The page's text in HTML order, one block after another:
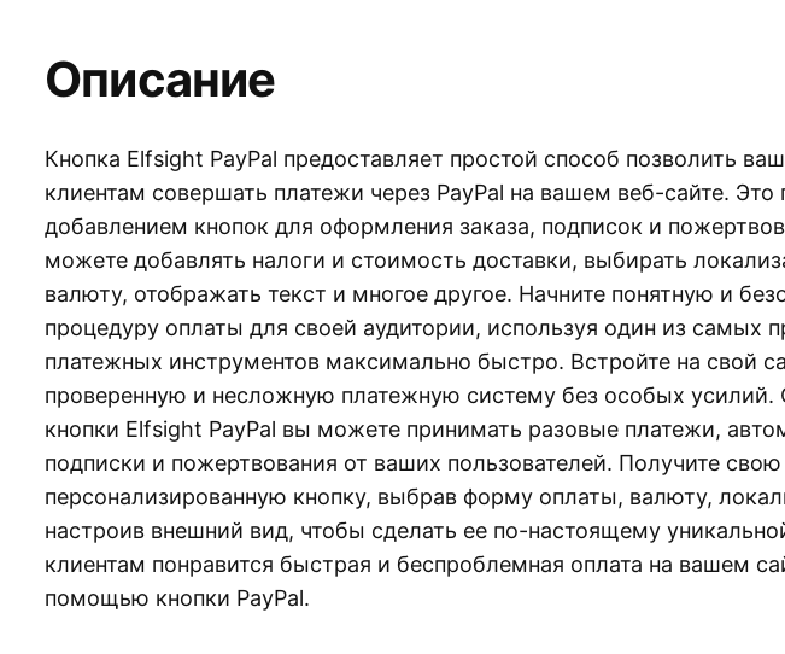
Описание
Кнопка Elfsight PayPal предоставляет простой способ позволить
клиентам совершать платежи через PayPal на вашем веб-сайте. Это
добавлением кнопок для оформления заказа, подписок и
можете добавлять налоги и стоимость доставки, выбирать
валюту, отображать текст и многое другое. Начните понятную и
процедуру оплаты для своей аудитории, используя один из самых
платежных инструментов максимально быстро. Встройте на свой
проверенную и несложную платежную систему без особых
кнопки Elfsight PayPal вы можете принимать разовые платежи,
подписки и пожертвования от ваших пользователей. Получите свою
персонализированную кнопку, выбрав форму оплаты, валюту,
настроив внешний вид, чтобы сделать ее по-настоящему
клиентам понравится быстрая и беспроблемная оплата на вашем
помощью кнопки PayPal.